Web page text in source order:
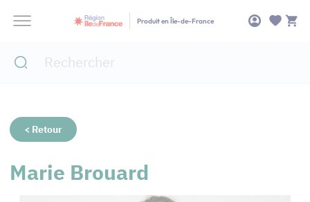
Produit en Île-de-France
< Retour
Marie Brouard